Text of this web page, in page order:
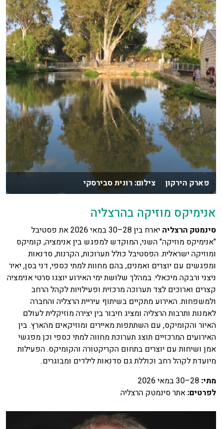
פארק הירקון צילום: רונית סבירסקי
אנימיקס מוזיקה בהרצליה
סינמטק הרצליה
יארח בין 28–30 במאי 2026 את פסטיבל
"אנימיקס מוזיקה" השני, המוקדש למפגש בין אנימציה, קומיקס
ומוזיקה ישראלית. הפסטיבל כולל תערוכות, הקרנות, סדנאות
ומפגשים עם יוצרים ואמנים, בהם מחוות למתי כספי, דני בסן, יאיר
ניצני ורבקה מיכאלי. במהלך שלושת ימי האירוע יוצגו סרטי אנימציה
קצרים וארוכים לצד תערוכה מרכזית ופעילויות לקהל הרחב
ולמשפחות. האירוע מתקיים בשיתוף עיריית הרצליה והחברה
לאמנות ותרבות הרצליה ומציג חיבור בין יצירה מוזיקלית לעולם
האיור והקומיקס, עם השתתפות מאיירים ומוזיקאים מהארץ. בין
האירועים המרכזיים תוצג תערוכת מחווה למתי כספי וכן מפגשי
אמן ושיחות עם יוצרים בתחום הקריקטורה והקומיקס. הפעילות
מיועדת לקהל רחב וכוללת גם סדנאות לילדים ומבוגרים.
מתי:
לפרטים: אתר סינמטק הרצליה